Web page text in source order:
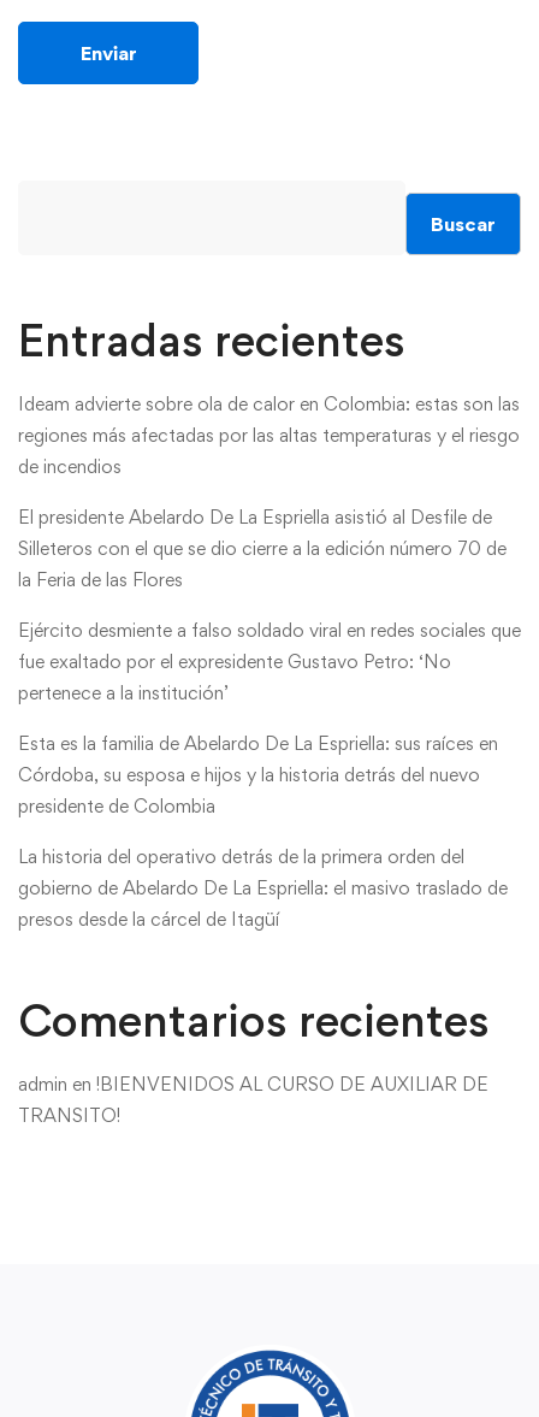
Buscar
Entradas recientes
Ideam advierte sobre ola de calor en Colombia: estas son las
regiones más afectadas por las altas temperaturas y el riesgo
de incendios
El presidente Abelardo De La Espriella asistió al Desfile de
Silleteros con el que se dio cierre a la edición número 70 de
la Feria de las Flores
Ejército desmiente a falso soldado viral en redes sociales que
fue exaltado por el expresidente Gustavo Petro: ‘No
pertenece a la institución’
Esta es la familia de Abelardo De La Espriella: sus raíces en
Córdoba, su esposa e hijos y la historia detrás del nuevo
presidente de Colombia
La historia del operativo detrás de la primera orden del
gobierno de Abelardo De La Espriella: el masivo traslado de
presos desde la cárcel de Itagüí
Comentarios recientes
admin en !BIENVENIDOS AL CURSO DE AUXILIAR DE
TRANSITO!